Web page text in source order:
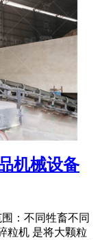
机械设备
：不同牲畜不同
粒机 是将大颗粒